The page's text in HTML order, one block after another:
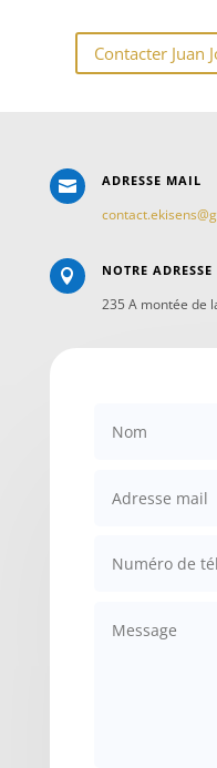
Contacter Juan
 ADRESSE MAIL
 NOTRE ADRESSE
235 A montée de